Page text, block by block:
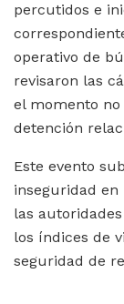
percutidos e
operativo de
revisaron las
el momento
detención
Este evento
inseguridad en
las
los índices de
seguridad de